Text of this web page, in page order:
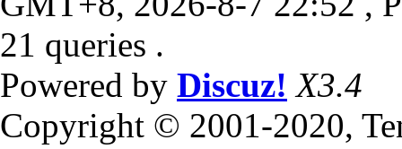
21 queries .
Powered by Discuz! X3.4
Copyright © 2001-2020,